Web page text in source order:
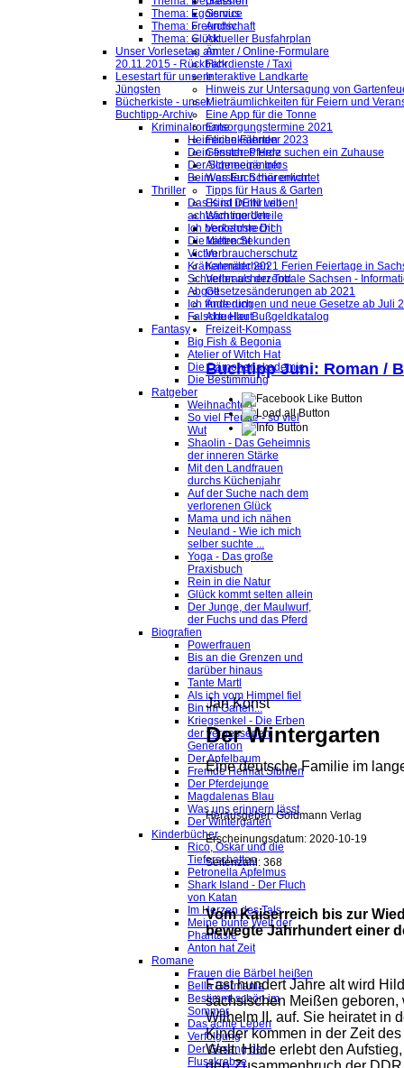
Thema: Egoismus
Thema: Freundschaft
Thema: Glück
Unser Vorlesetag am
20.11.2015 - Rückblick
Lesestart für unsere
Jüngsten
Bücherkiste - unser
Buchtipp-Archiv
Kriminalromane
Heimliche Fährten
Dein finsteres Herz
Der Schneegänger
Beim ersten Schärenlicht
Thriller
Das Kind in mir will
achtsam morden
Ich beobachte Dich
Die kalten Sekunden
Victim
Krähenmädchen
Schneller als der Tod
Abgott
Ich finde dich
Falsche Haut
Fantasy
Big Fish & Begonia
Atelier of Witch Hat
Die Dämonenakademie
Die Bestimmung
Ratgeber
Weihnachten
So viel Freude - so viel
Wut
Shaolin - Das Geheimnis
der inneren Stärke
Mit den Landfrauen
durchs Küchenjahr
Auf der Suche nach dem
verlorenen Glück
Mama und ich nähen
Neuland - Wie ich mich
selber suchte ...
Yoga - Das große
Praxisbuch
Rein in die Natur
Glück kommt selten allein
Der Junge, der Maulwurf,
der Fuchs und das Pferd
Biografien
Powerfrauen
Bis an die Grenzen und
darüber hinaus
Tante Martl
Als ich vom Himmel fiel
Bin im Garten...
Kriegsenkel - Die Erben
der vergessenen
Generation
Der Apfelbaum
Fremde Heimat Sibirien
Der Pferdejunge
Magdalenas Blau
Was uns erinnern lässt
Der Wintergarten
Kinderbücher
Rico, Oskar und die
Tieferschatten
Petronella Apfelmus
Shark Island - Der Fluch
von Katan
Im Herzen des Tals
Meine bunte Welt der
Phantasie
Anton hat Zeit
Romane
Frauen die Bärbel heißen
Bella Germania
Bestimmt schön im
Sommer
Das achte Leben
Verfolgung
Der Gesang der
Flusskrebse
Service
Archiv
Aktueller Busfahrplan
Ämter / Online-Formulare
Fahrdienste / Taxi
Interaktive Landkarte
Hinweis zur Untersagung von
Mieträumlichkeiten für Feiern und
Eine App für die Tonne
Entsorgungstermine 2021
Ferienkalender 2023
Gesuch: Pferde suchen ein Zuhause
Allgemeine Infos
Was Euch hier erwartet
Tipps für Haus & Garten
Es ist DEIN Leben!
Wichtige Urteile
Verkehrsrecht
Mietrecht
Verbraucherschutz
Kalender 2021 Ferien Feiertage in
Verbraucherzentrale Sachsen -
Gesetzesänderungen ab 2021
Änderungen und neue Gesetze ab Juli
Aktueller Bußgeldkatalog
Freizeit-Kompass
Buchtipp Juni: Roman /
Jan Konst
Der Wintergarten
Eine deutsche Familie im
Herausgeber: Goldmann Verlag
Erscheinungsdatum: 2020-10-19
Seitenzahl: 368
Vom Kaiserreich bis zur
bewegte Jahrhundert einer
Fast hundert Jahre alt wird
sächsischen Meißen geboren,
Wilhelm II. auf. Sie heiratet in
Kinder kommen in der Zeit
Welt. Hilde erlebt den